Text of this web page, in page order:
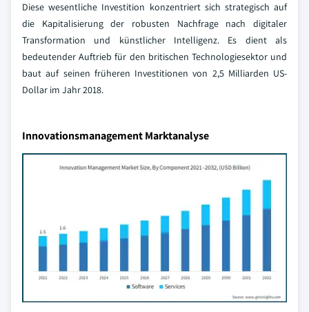
Diese wesentliche Investition konzentriert sich strategisch auf
die Kapitalisierung der robusten Nachfrage nach digitaler
Transformation und künstlicher Intelligenz. Es dient als
bedeutender Auftrieb für den britischen Technologiesektor und
baut auf seinen früheren Investitionen von 2,5 Milliarden US-
Dollar im Jahr 2018.
Innovationsmanagement Marktanalyse